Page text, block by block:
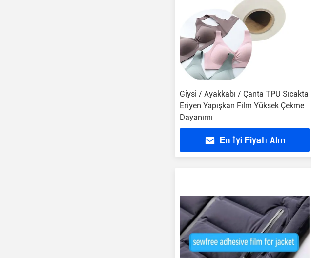
Giysi / Ayakkabı / Çanta TPU Sıcakta
Eriyen Yapışkan Film Yüksek Çekme
Dayanımı
En İyi Fiyatı Alın